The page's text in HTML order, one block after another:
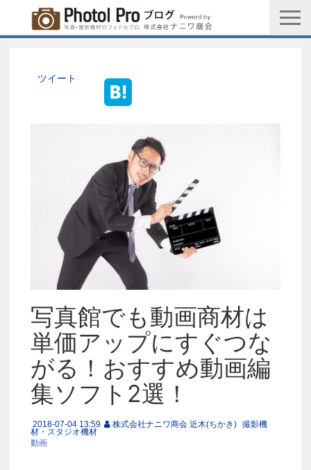
メルマガ登録
写真館協会新規登録申込み
お問い合わせ
ツイート
写真館でも動画商材は
単価アップにすぐつな
がる！おすすめ動画編
集ソフト2選！
2018-07-04 13:59 株式会社ナニワ商会 近木(ちかき) 撮影機
材・スタジオ機材
動画